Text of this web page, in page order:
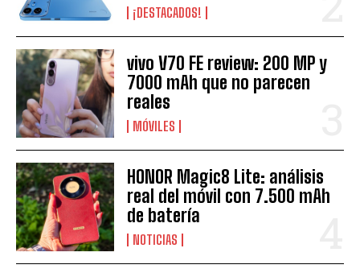
¡DESTACADOS!
vivo V70 FE review: 200 MP y
7000 mAh que no parecen
reales
MÓVILES
HONOR Magic8 Lite: análisis
real del móvil con 7.500 mAh
de batería
NOTICIAS